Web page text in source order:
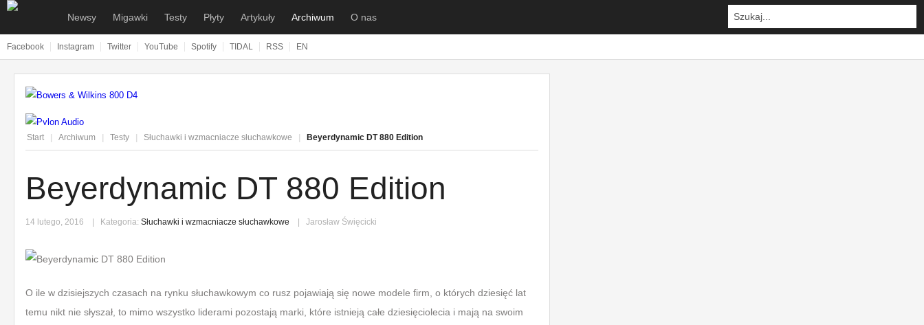
Newsy Migawki Testy Płyty Artykuły Archiwum O nas
Facebook Instagram Twitter YouTube Spotify TIDAL RSS EN
Start Archiwum Testy Słuchawki i wzmacniacze słuchawkowe Beyerdynamic DT 880 Edition
Beyerdynamic DT 880 Edition
14 lutego, 2016 Kategoria: Słuchawki i wzmacniacze słuchawkowe Jarosław Święcicki
O ile w dzisiejszych czasach na rynku słuchawkowym co rusz pojawiają się nowe modele firm, o których dziesięć lat
temu nikt nie słyszał, to mimo wszystko liderami pozostają marki, które istnieją całe dziesięciolecia i mają na swoim